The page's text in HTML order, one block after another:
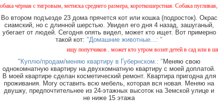
с тигровым, метиска среднего размера, короткошерстная. Собака пугливая, не
Во втором подъезде 23 дома прячется кот или кошка (подросток). Окрас
сиамский, но с длинной шерстью. Увидел его дня 4 назад, зашуганый,
убегает от людей. Сегодня опять видел, может кто ищет. Вот примерно
такой кот: "Домашние животные...: "
ищу попутчиков . может кто утром возит детей в сад или в
"Куплю/продам/меняю квартиру в Губернском.: " Меняю свою
однокомнатную квартиру на двухкомнатную квартиру с моей доплатой.
В моей квартире сделан косметический ремонт. Квартира пригодна для
проживания. Могу оставить всю мебель, которая вся новая. Меняю на
двушку, предпочтительнее из 24-этажных высоток на Земской улице и
не ниже 15 этажа